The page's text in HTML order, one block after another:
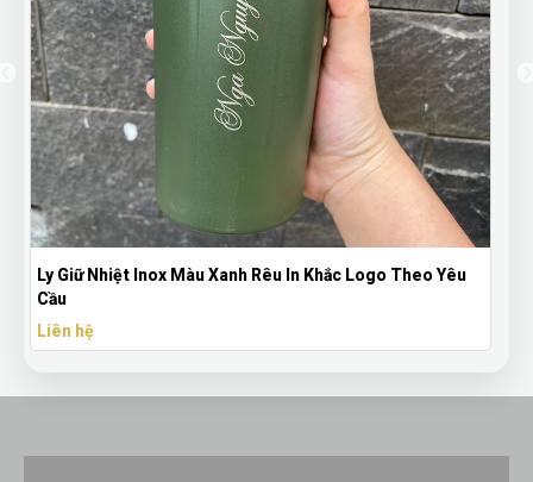
Mũ Lưỡi Trai Đen Thêu Logo Theo Yêu Cầu – Nón Quà
Tặng Doanh Nghiệp
Liên hệ